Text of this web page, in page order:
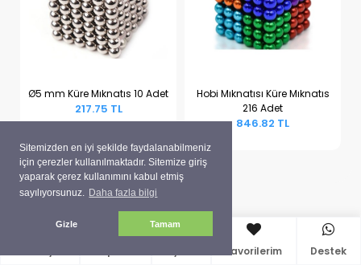
Sitemizden en iyi şekilde faydalanabilmeniz
için çerezler kullanılmaktadır. Sitemize giriş
yaparak çerez kullanımını kabul etmiş
sayılıyorsunuz. Daha fazla bilgi
Gizle Tamam
Sepete Ekle
Ø5 mm Küre Mıknatıs 10 Adet
217.75 TL Sepete Ekle
Hobi Mıknatısı Küre Mıknatıs
216 Adet
846.82 TL
Favorilerim Destek